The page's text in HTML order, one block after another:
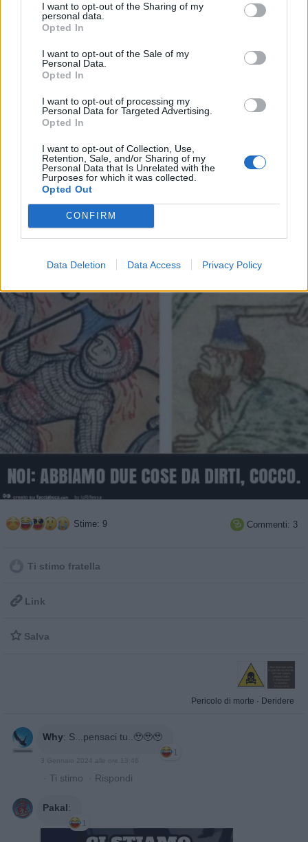
I want to opt-out of the Sharing of my
personal data.
Opted In
I want to opt-out of the Sale of my
Personal Data.
Opted In
I want to opt-out of processing my
Personal Data for Targeted Advertising.
Opted In
I want to opt-out of Collection, Use,
Retention, Sale, and/or Sharing of my
Personal Data that Is Unrelated with the
Purposes for which it was collected.
Opted Out
CONFIRM
Data Deletion Data Access Privacy Policy
Stime: 9  Commenti: 3
Ti stimo fratella
 Link
 Salva
Pericolo di morte · Deridere
Why: S...pensaci tu..🥹🥹🥹
1
3 Gennaio 2024 alle ore 13:46
· Ti stimo · Rispondi
Pakal:
1